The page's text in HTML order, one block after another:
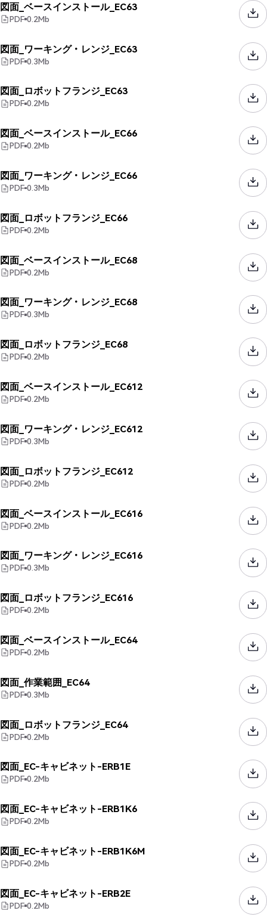
図面_ベースインストール_EC63
PDF 0.2Mb
図面_ワーキング・レンジ_EC63
PDF 0.3Mb
図面_ロボットフランジ_EC63
PDF 0.2Mb
図面_ベースインストール_EC66
PDF 0.2Mb
図面_ワーキング・レンジ_EC66
PDF 0.3Mb
図面_ロボットフランジ_EC66
PDF 0.2Mb
図面_ベースインストール_EC68
PDF 0.2Mb
図面_ワーキング・レンジ_EC68
PDF 0.3Mb
図面_ロボットフランジ_EC68
PDF 0.2Mb
図面_ベースインストール_EC612
PDF 0.2Mb
図面_ワーキング・レンジ_EC612
PDF 0.3Mb
図面_ロボットフランジ_EC612
PDF 0.2Mb
図面_ベースインストール_EC616
PDF 0.2Mb
図面_ワーキング・レンジ_EC616
PDF 0.3Mb
図面_ロボットフランジ_EC616
PDF 0.2Mb
図面_ベースインストール_EC64
PDF 0.2Mb
図面_作業範囲_EC64
PDF 0.3Mb
図面_ロボットフランジ_EC64
PDF 0.2Mb
図面_EC-キャビネット-ERB1E
PDF 0.2Mb
図面_EC-キャビネット-ERB1K6
PDF 0.2Mb
図面_EC-キャビネット-ERB1K6M
PDF 0.2Mb
図面_EC-キャビネット-ERB2E
PDF 0.2Mb